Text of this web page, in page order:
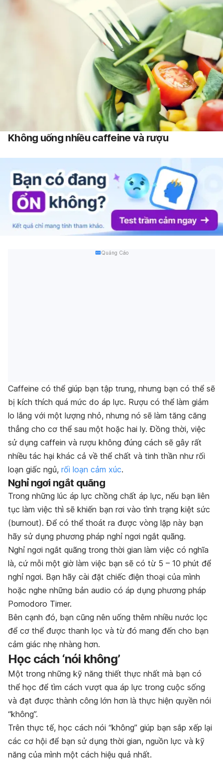
Không uống nhiều caffeine và rượu
Quảng Cáo
Caffeine có thể giúp bạn tập trung, nhưng bạn có thể sẽ
bị kích thích quá mức do áp lực. Rượu có thể làm giảm
lo lắng với một lượng nhỏ, nhưng nó sẽ làm tăng căng
thẳng cho cơ thể sau một hoặc hai ly.Đồng thời, việc
sử dụng caffein và rượu không đúng cách sẽ gây rất
nhiều tác hại khác cả về thể chất và tinh thần như rối
loạn giấc ngủ, rối loạn cảm xúc.
Nghỉ ngơi ngắt quãng
Trong những lúc áp lực chồng chất áp lực, nếu bạn liên
tục làm việc thì sẽ khiến bạn rơi vào tình trạng kiệt sức
(burnout). Để có thể thoát ra được vòng lặp này bạn
hãy sử dụng phương pháp nghỉ ngơi ngắt quãng.
Nghỉ ngơi ngắt quãng trong thời gian làm việc có nghĩa
là, cứ mỗi một giờ làm việc bạn sẽ có từ 5 – 10 phút để
nghỉ ngơi. Bạn hãy cài đặt chiếc điện thoại của mình
hoặc nghe những bản audio có áp dụng phương pháp
Pomodoro Timer.
Bên cạnh đó, bạn cũng nên uống thêm nhiều nước lọc
để cơ thể được thanh lọc và từ đó mang đến cho bạn
cảm giác nhẹ nhàng hơn.
Học cách ‘nói không’
Một trong những kỹ năng thiết thực nhất mà bạn có
thể học để tìm cách vượt qua áp lực trong cuộc sống
và đạt được thành công lớn hơn là thực hiện quyền nói
“không”.
Trên thực tế, học cách nói “không” giúp bạn sắp xếp lại
các cơ hội để bạn sử dụng thời gian, nguồn lực và kỹ
năng của mình một cách hiệu quả nhất.